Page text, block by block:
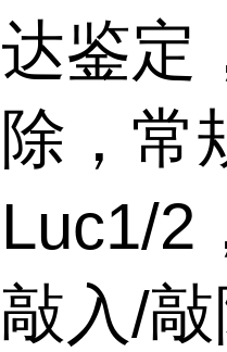
达鉴定
除，常
Luc1/2
敲入/敲